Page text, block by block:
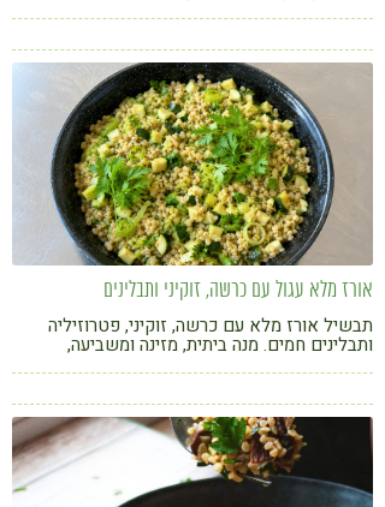
קורונה
טבעונות
אורז מלא עגול עם כרשה, זוקיני ותבלינים
תבשיל אורז מלא עם כרשה, זוקיני, פטרוזיליה
ותבלינים חמים. מנה ביתית, מזינה ומשביעה,